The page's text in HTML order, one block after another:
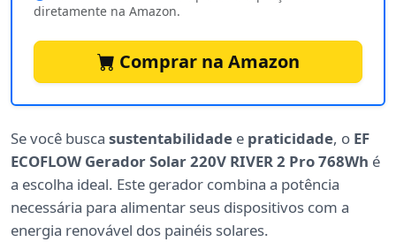
diretamente na Amazon.
Comprar na Amazon
Se você busca sustentabilidade e praticidade, o EF
ECOFLOW Gerador Solar 220V RIVER 2 Pro 768Wh é
a escolha ideal. Este gerador combina a potência
necessária para alimentar seus dispositivos com a
energia renovável dos painéis solares.